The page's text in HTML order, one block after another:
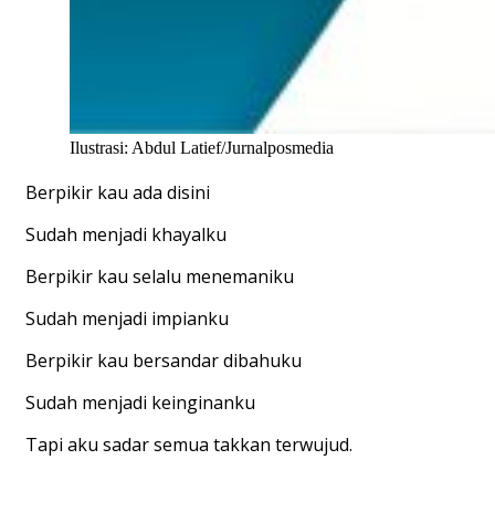
Ilustrasi: Abdul Latief/Jurnalposmedia
Berpikir kau ada disini
Sudah menjadi khayalku
Berpikir kau selalu menemaniku
Sudah menjadi impianku
Berpikir kau bersandar dibahuku
Sudah menjadi keinginanku
Tapi aku sadar semua takkan terwujud.